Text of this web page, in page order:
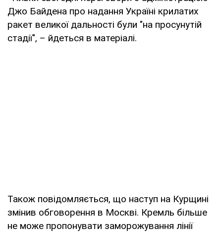
Джо Байдена про надання Україні крилатих
ракет великої дальності були "на просунутій
стадії", – йдеться в матеріалі.
Також повідомляється, що наступ на Курщині
змінив обговорення в Москві. Кремль більше
не може пропонувати заморожування лінії